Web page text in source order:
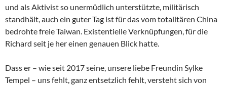
und als Aktivist so unermüdlich unterstützte, militärisch
standhält, auch ein guter Tag ist für das vom totalitären China
bedrohte freie Taiwan. Existentielle Verknüpfungen, für die
Richard seit je her einen genauen Blick hatte.
Dass er – wie seit 2017 seine, unsere liebe Freundin Sylke
Tempel – uns fehlt, ganz entsetzlich fehlt, versteht sich von